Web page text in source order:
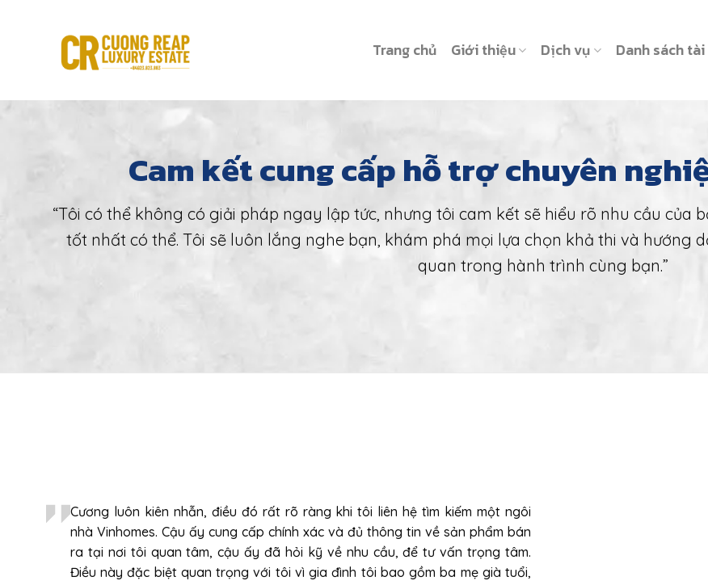
Trang chủ Giới thiệu Dịch vụ Danh sách
Cam kết cung cấp hỗ trợ chuyên
“Tôi có thể không có giải pháp ngay lập tức, nhưng tôi cam kết sẽ hiểu rõ nhu cầu của
tốt nhất có thể. Tôi sẽ luôn lắng nghe bạn, khám phá mọi lựa chọn khả thi và hướng
quan trong hành trình cùng bạn.”
Cương luôn kiên nhẫn, điều đó rất rõ ràng khi tôi liên hệ tìm kiếm một ngôi
nhà Vinhomes. Cậu ấy cung cấp chính xác và đủ thông tin về sản phẩm bán
ra tại nơi tôi quan tâm, cậu ấy đã hỏi kỹ về nhu cầu, để tư vấn trọng tâm.
Điều này đặc biệt quan trọng với tôi vì gia đình tôi bao gồm ba mẹ già tuổi,